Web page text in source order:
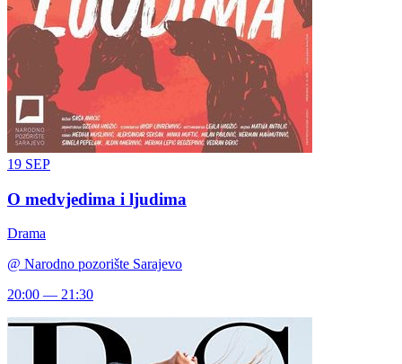
19 SEP
O medvjedima i ljudima
Drama
@ Narodno pozorište Sarajevo
20:00 — 21:30